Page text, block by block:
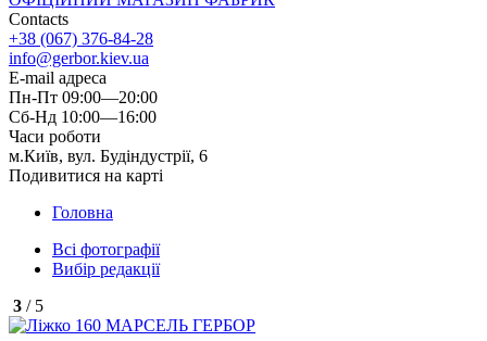
Contacts
+38 (067) 376-84-28
info@gerbor.kiev.ua
E-mail адреса
Пн-Пт 09:00—20:00
Сб-Нд 10:00—16:00
Часи роботи
м.Київ, вул. Будіндустрії, 6
Подивитися на карті
Головна
Всі фотографії
Вибір редакції
3 / 5